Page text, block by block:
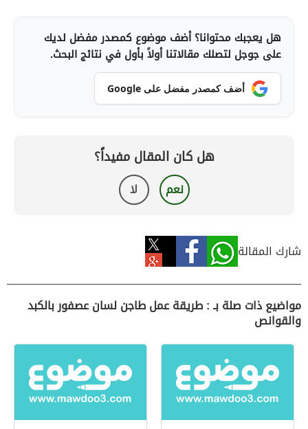
هل يعجبك محتوانا؟ أضف موضوع كمصدر مفضل لديك
على جوجل لتصلك مقالاتنا أولاً بأول في نتائج البحث.
أضف كمصدر مفضل على Google
هل كان المقال مفيداً؟
نعم لا
شارك المقالة
مواضيع ذات صلة بـ : طريقة عمل طاجن لسان عصفور بالكبد
والقوانص